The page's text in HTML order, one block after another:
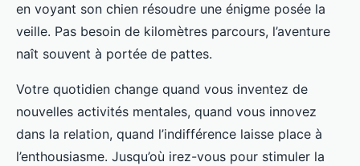
en voyant son chien résoudre une énigme posée la
veille. Pas besoin de kilomètres parcours, l’aventure
naît souvent à portée de pattes.
Votre quotidien change quand vous inventez de
nouvelles activités mentales, quand vous innovez
dans la relation, quand l’indifférence laisse place à
l’enthousiasme. Jusqu’où irez-vous pour stimuler la